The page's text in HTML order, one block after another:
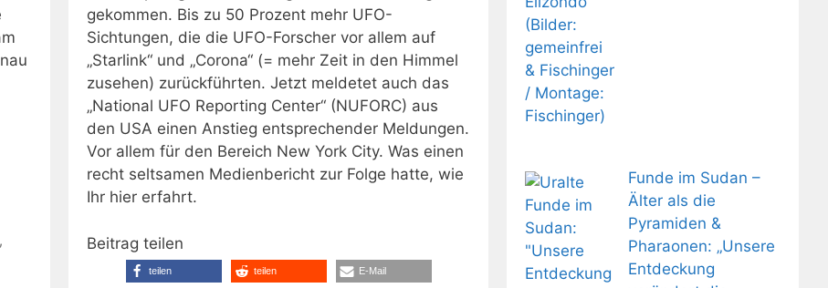
,
gekommen. Bis zu 50 Prozent mehr UFO-
Sichtungen, die die UFO-Forscher vor allem auf
„Starlink“ und „Corona“ (= mehr Zeit in den Himmel
zusehen) zurückführten. Jetzt meldetet auch das
„National UFO Reporting Center“ (NUFORC) aus
den USA einen Anstieg entsprechender Meldungen.
Vor allem für den Bereich New York City. Was einen
recht seltsamen Medienbericht zur Folge hatte, wie
Ihr hier erfahrt.
Beitrag teilen
teilen teilen E-Mail
Funde im Sudan –
Älter als die
Pyramiden &
Pharaonen: „Unsere
Entdeckung